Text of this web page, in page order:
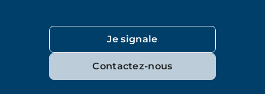
Je signale
Contactez-nous